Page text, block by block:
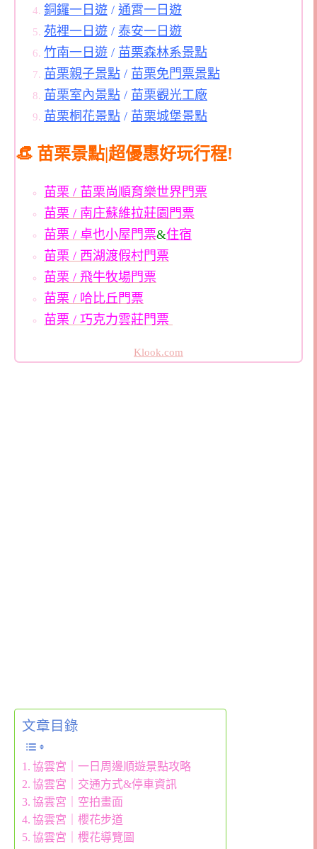
銅鑼一日遊 / 通霄一日遊
苑裡一日遊 / 泰安一日遊
竹南一日遊 / 苗栗森林系景點
苗栗親子景點 / 苗栗免門票景點
苗栗室內景點 / 苗栗觀光工廠
苗栗桐花景點 / 苗栗城堡景點
👒 苗栗景點|超優惠好玩行程!
苗栗 / 苗栗尚順育樂世界門票
苗栗 / 南庄蘇維拉莊園門票
苗栗 / 卓也小屋門票&住宿
苗栗 / 西湖渡假村門票
苗栗 / 飛牛牧場門票
苗栗 / 哈比丘門票
苗栗 / 巧克力雲莊門票
Klook.com
文章目錄
協雲宮｜一日周邊順遊景點攻略
協雲宮｜交通方式&停車資訊
協雲宮｜空拍畫面
協雲宮｜櫻花步道
協雲宮｜櫻花導覽圖